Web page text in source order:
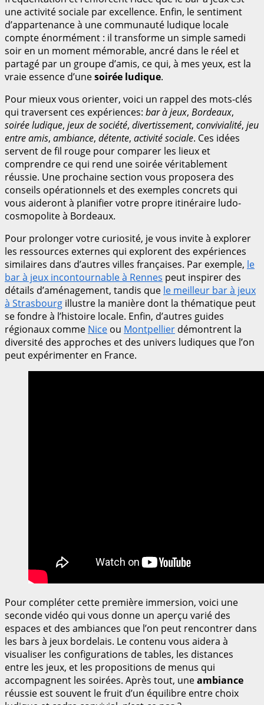
une activité sociale par excellence. Enfin, le sentiment
d’appartenance à une communauté ludique locale
compte énormément : il transforme un simple samedi
soir en un moment mémorable, ancré dans le réel et
partagé par un groupe d’amis, ce qui, à mes yeux, est la
vraie essence d’unesoirée ludique.
Pour mieux vous orienter, voici un rappel des mots-clés
qui traversent ces expériences: bar à jeux, Bordeaux,
soirée ludique, jeux de société, divertissement, convivialité, jeu
entre amis, ambiance, détente, activité sociale. Ces idées
servent de fil rouge pour comparer les lieux et
comprendre ce qui rend une soirée véritablement
réussie. Une prochaine section vous proposera des
conseils opérationnels et des exemples concrets qui
vous aideront à planifier votre propre itinéraire ludo-
cosmopolite à Bordeaux.
Pour prolonger votre curiosité, je vous invite à explorer
les ressources externes qui explorent des expériences
similaires dans d’autres villes françaises. Par exemple, le
bar à jeux incontournable à Rennes peut inspirer des
détails d’aménagement, tandis que le meilleur bar à jeux
à Strasbourg illustre la manière dont la thématique peut
se fondre à l’histoire locale. Enfin, d’autres guides
régionaux comme Nice ou Montpellier démontrent la
diversité des approches et des univers ludiques que l’on
peut expérimenter en France.
Pour compléter cette première immersion, voici une
seconde vidéo qui vous donne un aperçu varié des
espaces et des ambiances que l’on peut rencontrer dans
les bars à jeux bordelais. Le contenu vous aidera à
visualiser les configurations de tables, les distances
entre les jeux, et les propositions de menus qui
accompagnent les soirées. Après tout, uneambiance
réussie est souvent le fruit d’un équilibre entre choix